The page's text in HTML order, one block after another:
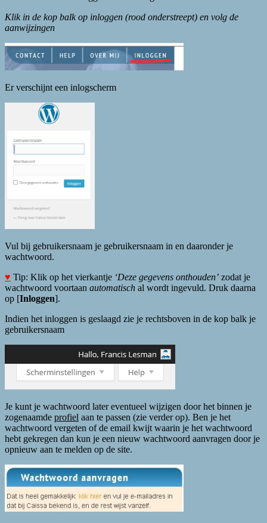
Klik in de kop balk op inloggen (rood onderstreept) en volg de
aanwijzingen
Er verschijnt een inlogscherm
Vul bij gebruikersnaam je gebruikersnaam in en daaronder je
wachtwoord.
♥ Tip: Klik op het vierkantje ‘Deze gegevens onthouden’ zodat je
wachtwoord voortaan automatisch al wordt ingevuld. Druk daarna
op [Inloggen].
Indien het inloggen is geslaagd zie je rechtsboven in de kop balk je
gebruikersnaam
Je kunt je wachtwoord later eventueel wijzigen door het binnen je
zogenaamde profiel aan te passen (zie verder op). Ben je het
wachtwoord vergeten of de email kwijt waarin je het wachtwoord
hebt gekregen dan kun je een nieuw wachtwoord aanvragen door je
opnieuw aan te melden op de site.